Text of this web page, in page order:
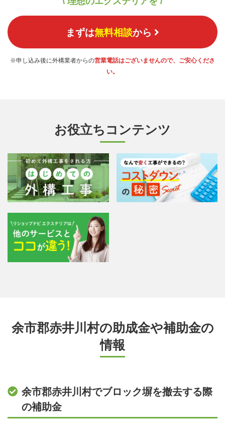
まずは無料相談から
※申し込み後に外構業者からの営業電話はございませんので、ご安心くださ
い。
お役立ちコンテンツ
余市郡赤井川村の助成金や補助金の
情報
余市郡赤井川村でブロック塀を撤去する際
の補助金